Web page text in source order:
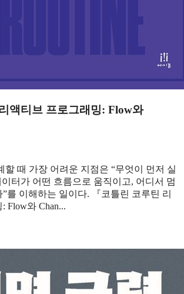
액티브 프로그래밍: Flow와
할 때 가장 어려운 지점은 “무엇이 먼저 실
터가 어떤 흐름으로 움직이고, 어디서 멈
를 이해하는 일이다. 『코틀린 코루틴 리
Flow와 Chan...